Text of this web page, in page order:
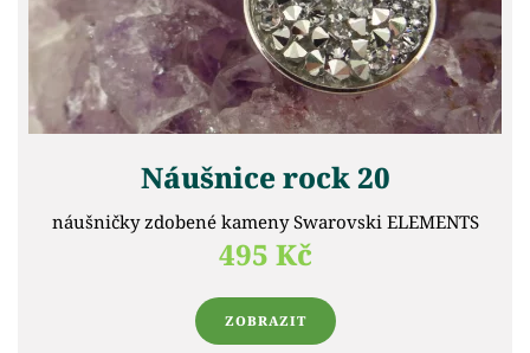
Náušnice rock 20
náušničky zdobené kameny Swarovski ELEMENTS
495 Kč
ZOBRAZIT